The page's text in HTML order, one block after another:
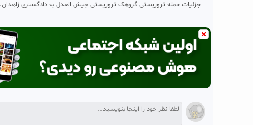
جزئیات حمله تروریستی گروهک تروریستی جیش العدل به دادگستری زاهدان.